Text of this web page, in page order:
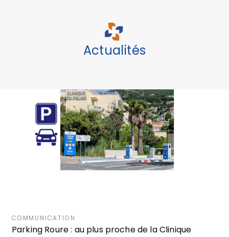
Actualités
COMMUNICATION
Parking Roure : au plus proche de la Clinique